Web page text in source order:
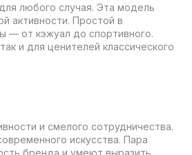
любого случая. Эта модель
активности. Простой в
— от кэжуал до спортивного.
и для ценителей классического
и смелого сотрудничества.
искусства. Пара